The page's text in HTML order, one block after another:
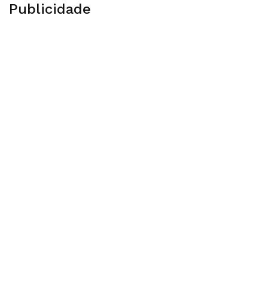
Publicidade